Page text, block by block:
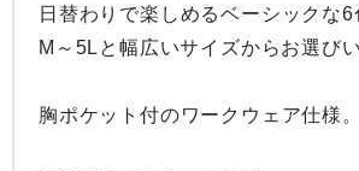
日替わりで楽しめるベーシックな6
M～5Lと幅広いサイズからお選び
胸ポケット付のワークウェア仕様。